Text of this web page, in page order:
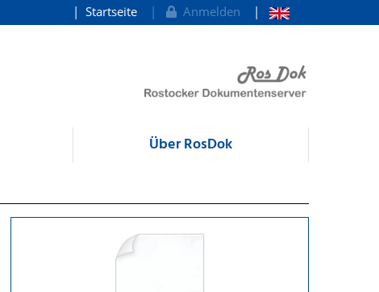
Startseite Anmelden
Über RosDok